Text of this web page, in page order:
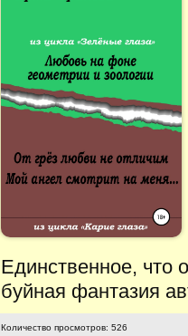
Единственное, что
буйная фантазия
Количество просмотров: 526